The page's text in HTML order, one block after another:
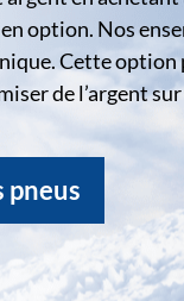
option. Nos
Cette option
de l’argent
pneus